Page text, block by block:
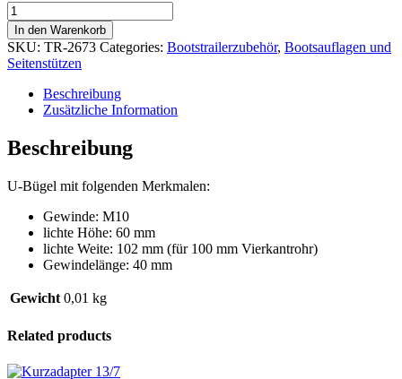
U-
Bügel
M10
60
x
x
LW)
In den Warenkorb
SKU: TR-2673 Categories: Bootstrailerzubehör, Bootsauflagen und
Seitenstützen
Beschreibung
Zusätzliche Information
Beschreibung
U-Bügel mit folgenden Merkmalen:
Gewinde: M10
lichte Höhe: 60 mm
lichte Weite: 102 mm (für 100 mm Vierkantrohr)
Gewindelänge: 40 mm
Gewicht 0,01 kg
Related products